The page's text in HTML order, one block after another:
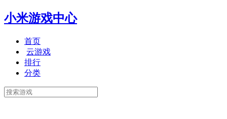
小米游戏中心
首页
云游戏
排行
分类